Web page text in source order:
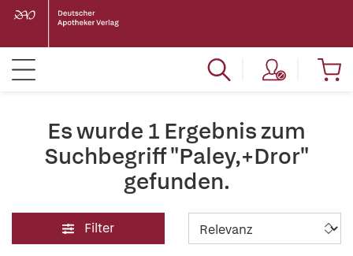
Es wurde 1 Ergebnis zum
Suchbegriff "Paley,+Dror"
gefunden.
Filter